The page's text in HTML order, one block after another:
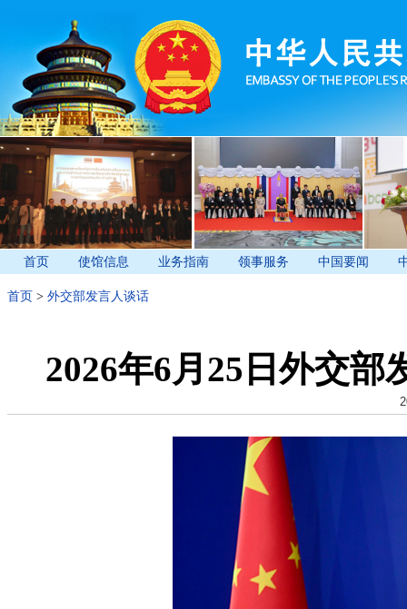
首页 使馆信息 业务指南 领事服务 中国要闻
首页 > 外交部发言人谈话
2026年6月25日外交